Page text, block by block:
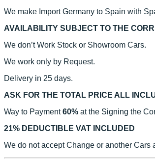
We make Import Germany to Spain with
AVAILABILITY SUBJECT TO THE
We don’t Work Stock or Showroom Cars.
We work only by Request.
Delivery in 25 days.
ASK FOR THE TOTAL PRICE ALL
Way to Payment60% at the Signing the
21% DEDUCTIBLE VAT INCLUDED
We do not accept Change or another Cars